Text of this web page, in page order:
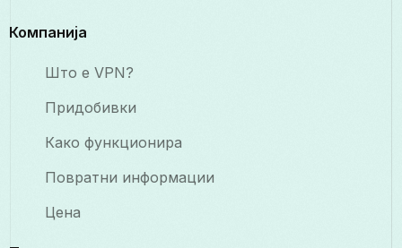
Компанија
Што е VPN?
Придобивки
Како функционира
Повратни информации
Цена